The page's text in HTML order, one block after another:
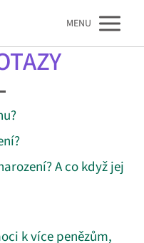
MENU
A co když jej
k více penězům,